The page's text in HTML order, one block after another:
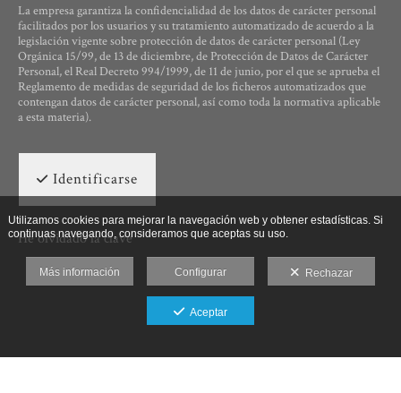
La empresa garantiza la confidencialidad de los datos de carácter personal
facilitados por los usuarios y su tratamiento automatizado de acuerdo a la
legislación vigente sobre protección de datos de carácter personal (Ley
Orgánica 15/99, de 13 de diciembre, de Protección de Datos de Carácter
Personal, el Real Decreto 994/1999, de 11 de junio, por el que se aprueba el
Reglamento de medidas de seguridad de los ficheros automatizados que
contengan datos de carácter personal, así como toda la normativa aplicable
a esta materia).
Identificarse
He olvidado la clave
Utilizamos cookies para mejorar la navegación web y obtener estadísticas. Si
continuas navegando, consideramos que aceptas su uso.
Más información Configurar Rechazar
Aceptar